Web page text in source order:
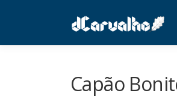
conteúdo
Capão